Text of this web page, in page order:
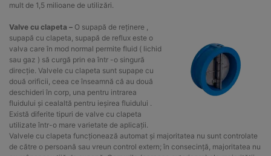
mult de 1,5 milioane de utilizări.
Valve cu clapeta – O supapă de reținere ,
supapă cu clapeta, supapă de reflux este o
valva care în mod normal permite fluid ( lichid
sau gaz ) să curgă prin ea într -o singură
direcție. Valvele cu clapeta sunt supape cu
două orificii, ceea ce înseamnă că au două
deschideri în corp, una pentru intrarea
fluidului și cealaltă pentru ieșirea fluidului .
Există diferite tipuri de valve cu clapeta
utilizate într-o mare varietate de aplicații.
Valvele cu clapeta funcționează automat și majoritatea nu sunt controlate
de către o persoană sau vreun control extern; în consecință, majoritatea nu